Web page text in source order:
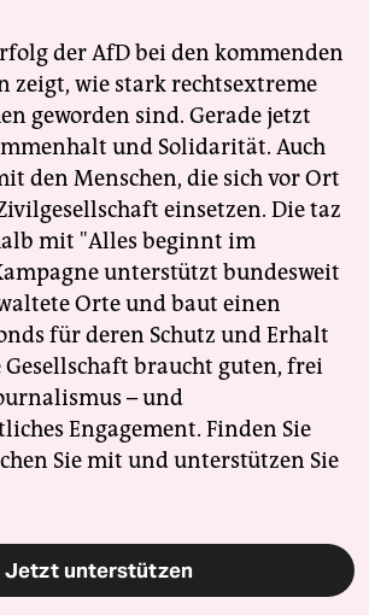
der AfD bei den kommenden
zeigt, wie stark rechtsextreme
geworden sind. Gerade jetzt
und Solidarität. Auch
den Menschen, die sich vor Ort
einsetzen. Die taz
mit "Alles beginnt im
unterstützt bundesweit
Orte und baut einen
für deren Schutz und Erhalt
Gesellschaft braucht guten, frei
– und
Engagement. Finden Sie
Sie mit und unterstützen Sie
Jetzt unterstützen